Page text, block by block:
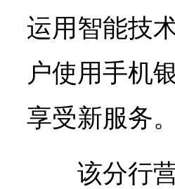
运用智能技
户使用手机
享受新服务。
该分行